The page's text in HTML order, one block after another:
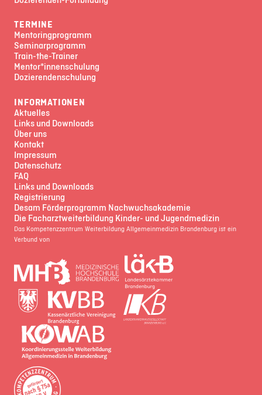
TERMINE
Mentoringprogramm
Seminarprogramm
Train-the-Trainer
Mentor*innenschulung
Dozierendenschulung
INFORMATIONEN
Aktuelles
Links und Downloads
Über uns
Kontakt
Impressum
Datenschutz
FAQ
Links und Downloads
Registrierung
Desam Förderprogramm Nachwuchsakademie
Die Facharztweiterbildung Kinder- und Jugendmedizin
Das Kompetenzzentrum Weiterbildung Allgemeinmedizin Brandenburg ist ein
Verbund von